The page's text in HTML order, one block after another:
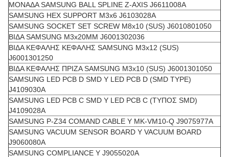
ΜΟΝΑΔΑ SAMSUNG BALL SPLINE Z-AXIS J6611008A
SAMSUNG HEX SUPPORT M3x6 J6103028A
SAMSUNG SOCKET SET SCREW M8x10 (SUS) J6010801050
ΒΙΔΑ SAMSUNG M3x20MM J6001302036
ΒΙΔΑ ΚΕΦΑΛΗΣ ΚΕΦΑΛΗΣ SAMSUNG M3x12 (SUS)
J6001301250
ΒΙΔΑ ΚΕΦΑΛΗΣ ΠΡΙΖΑ SAMSUNG M3x10 (SUS) J6001301050
SAMSUNG LED PCB D SMD Y LED PCB D (SMD TYPE)
J4109030A
SAMSUNG LED PCB C SMD Y LED PCB C (ΤΥΠΟΣ SMD)
J4109028A
SAMSUNG P-Z34 COMAND CABLE Y MK-VM10-Q J9075977A
SAMSUNG VACUUM SENSOR BOARD Y VACUUM BOARD
J9060080A
SAMSUNG COMPLIANCE Y J9055020A